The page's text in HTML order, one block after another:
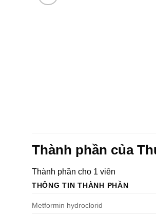
Thành phần của
Thành phần cho 1 viên
THÔNG TIN THÀNH PHẦN
Metformin hydroclorid